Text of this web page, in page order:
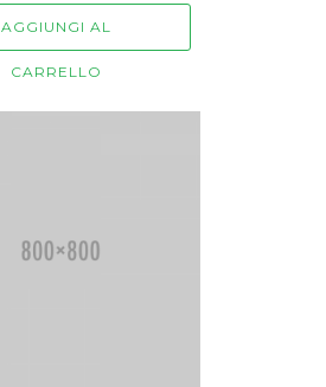
AGGIUNGI AL
CARRELLO